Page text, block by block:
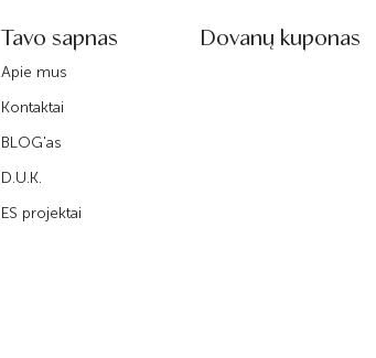
Tavo sapnas
Apie mus
Kontaktai
BLOG'as
D.U.K.
ES projektai
Dovanų kuponas